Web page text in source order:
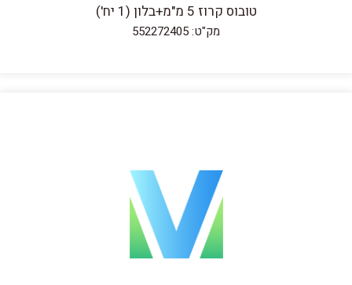
טובוס קרוז 5 מ"מ+בלון (1 יח')
מק"ט: 552272405